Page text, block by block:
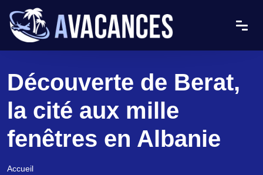
Découverte de Berat,
la cité aux mille
fenêtres en Albanie
Accueil